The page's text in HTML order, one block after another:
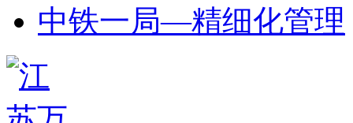
中铁一局—精细化管理